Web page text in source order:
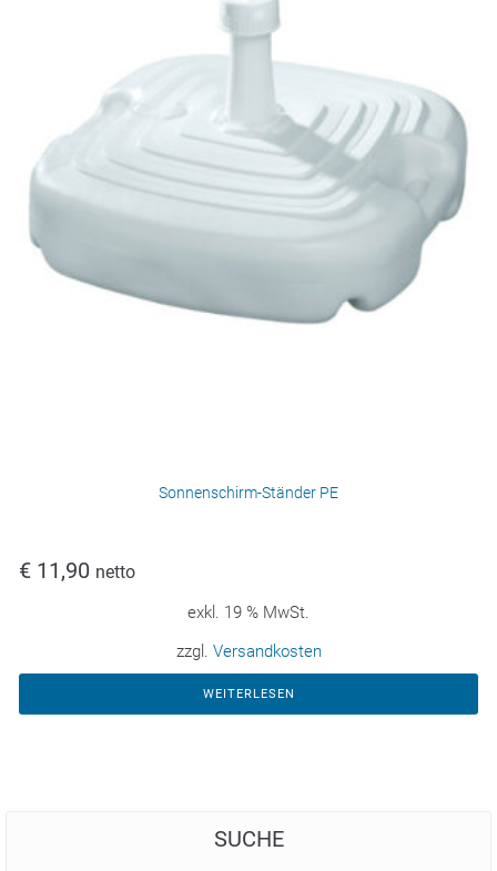
Sonnenschirm-Ständer PE
€ 11,90 netto
exkl. 19 % MwSt.
zzgl. Versandkosten
WEITERLESEN
SUCHE